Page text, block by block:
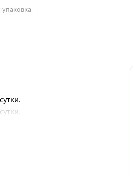
у детей следует советоваться с